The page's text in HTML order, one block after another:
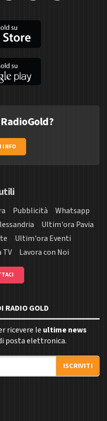
INFO
Pubblicità
Whatsapp
Ultim'ora Pavia
Ultim'ora Eventi
TV Lavora con Noi
RADIO GOLD
ricevere le ultime news
posta elettronica.
ISCRIVITI